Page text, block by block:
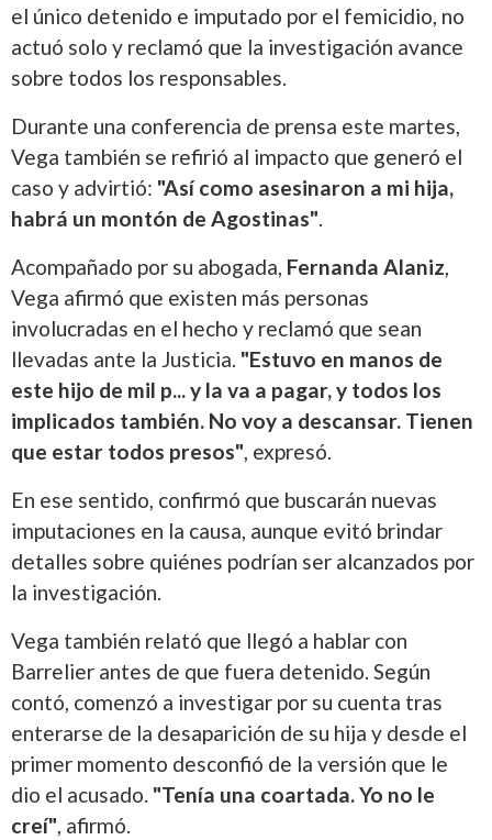
el único detenido e imputado por el femicidio, no
actuó solo y reclamó que la investigación avance
sobre todos los responsables.
Durante una conferencia de prensa este martes,
Vega también se refirió al impacto que generó el
caso y advirtió: "Así como asesinaron a mi hija,
habrá un montón de Agostinas".
Acompañado por su abogada, Fernanda Alaniz,
Vega afirmó que existen más personas
involucradas en el hecho y reclamó que sean
llevadas ante la Justicia. "Estuvo en manos de
este hijo de mil p... y la va a pagar, y todos los
implicados también. No voy a descansar. Tienen
que estar todos presos", expresó.
En ese sentido, confirmó que buscarán nuevas
imputaciones en la causa, aunque evitó brindar
detalles sobre quiénes podrían ser alcanzados por
la investigación.
Vega también relató que llegó a hablar con
Barrelier antes de que fuera detenido. Según
contó, comenzó a investigar por su cuenta tras
enterarse de la desaparición de su hija y desde el
primer momento desconfió de la versión que le
dio el acusado. "Tenía una coartada. Yo no le
creí", afirmó.